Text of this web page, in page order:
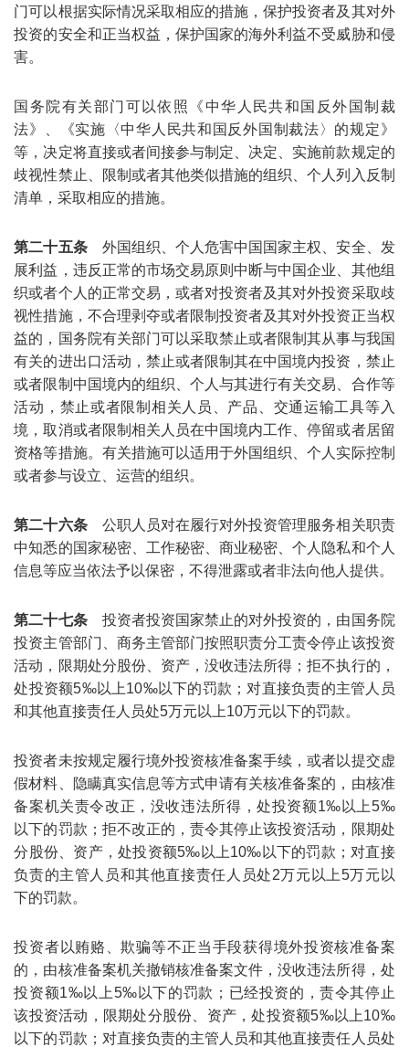
门可以根据实际情况采取相应的措施，保护投资者及其对外
投资的安全和正当权益，保护国家的海外利益不受威胁和侵
害。
国务院有关部门可以依照《中华人民共和国反外国制裁
法》、《实施〈中华人民共和国反外国制裁法〉的规定》
等，决定将直接或者间接参与制定、决定、实施前款规定的
歧视性禁止、限制或者其他类似措施的组织、个人列入反制
清单，采取相应的措施。
第二十五条外国组织、个人危害中国国家主权、安全、发
展利益，违反正常的市场交易原则中断与中国企业、其他组
织或者个人的正常交易，或者对投资者及其对外投资采取歧
视性措施，不合理剥夺或者限制投资者及其对外投资正当权
益的，国务院有关部门可以采取禁止或者限制其从事与我国
有关的进出口活动，禁止或者限制其在中国境内投资，禁止
或者限制中国境内的组织、个人与其进行有关交易、合作等
活动，禁止或者限制相关人员、产品、交通运输工具等入
境，取消或者限制相关人员在中国境内工作、停留或者居留
资格等措施。有关措施可以适用于外国组织、个人实际控制
或者参与设立、运营的组织。
第二十六条公职人员对在履行对外投资管理服务相关职责
中知悉的国家秘密、工作秘密、商业秘密、个人隐私和个人
信息等应当依法予以保密，不得泄露或者非法向他人提供。
第二十七条投资者投资国家禁止的对外投资的，由国务院
投资主管部门、商务主管部门按照职责分工责令停止该投资
活动，限期处分股份、资产，没收违法所得；拒不执行的，
处投资额5‰以上10‰以下的罚款；对直接负责的主管人员
和其他直接责任人员处5万元以上10万元以下的罚款。
投资者未按规定履行境外投资核准备案手续，或者以提交虚
假材料、隐瞒真实信息等方式申请有关核准备案的，由核准
备案机关责令改正，没收违法所得，处投资额1‰以上5‰
以下的罚款；拒不改正的，责令其停止该投资活动，限期处
分股份、资产，处投资额5‰以上10‰以下的罚款；对直接
负责的主管人员和其他直接责任人员处2万元以上5万元以
下的罚款。
投资者以贿赂、欺骗等不正当手段获得境外投资核准备案
的，由核准备案机关撤销核准备案文件，没收违法所得，处
投资额1‰以上5‰以下的罚款；已经投资的，责令其停止
该投资活动，限期处分股份、资产，处投资额5‰以上10‰
以下的罚款；对直接负责的主管人员和其他直接责任人员处